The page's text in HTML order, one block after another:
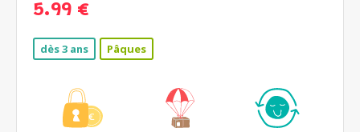
5.99 €
dès 3 ans Pâques